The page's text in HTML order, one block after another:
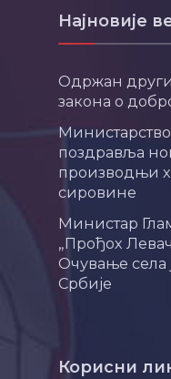
Најновије
Одржан други
закона о
поздравља
производњи
сировине
Министар
„Прођох
Очување села
Србије
Корисни